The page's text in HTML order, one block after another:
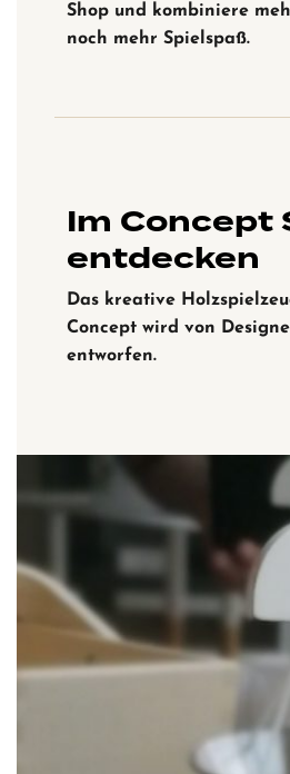
Shop und kombiniere
noch mehr Spielspaß.
Im Concept
entdecken
Das kreative
Concept wird von
entworfen.